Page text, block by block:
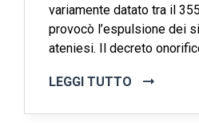
variamente datato tra il
provocò l’espulsione dei
ateniesi. Il decreto
LEGGI TUTTO